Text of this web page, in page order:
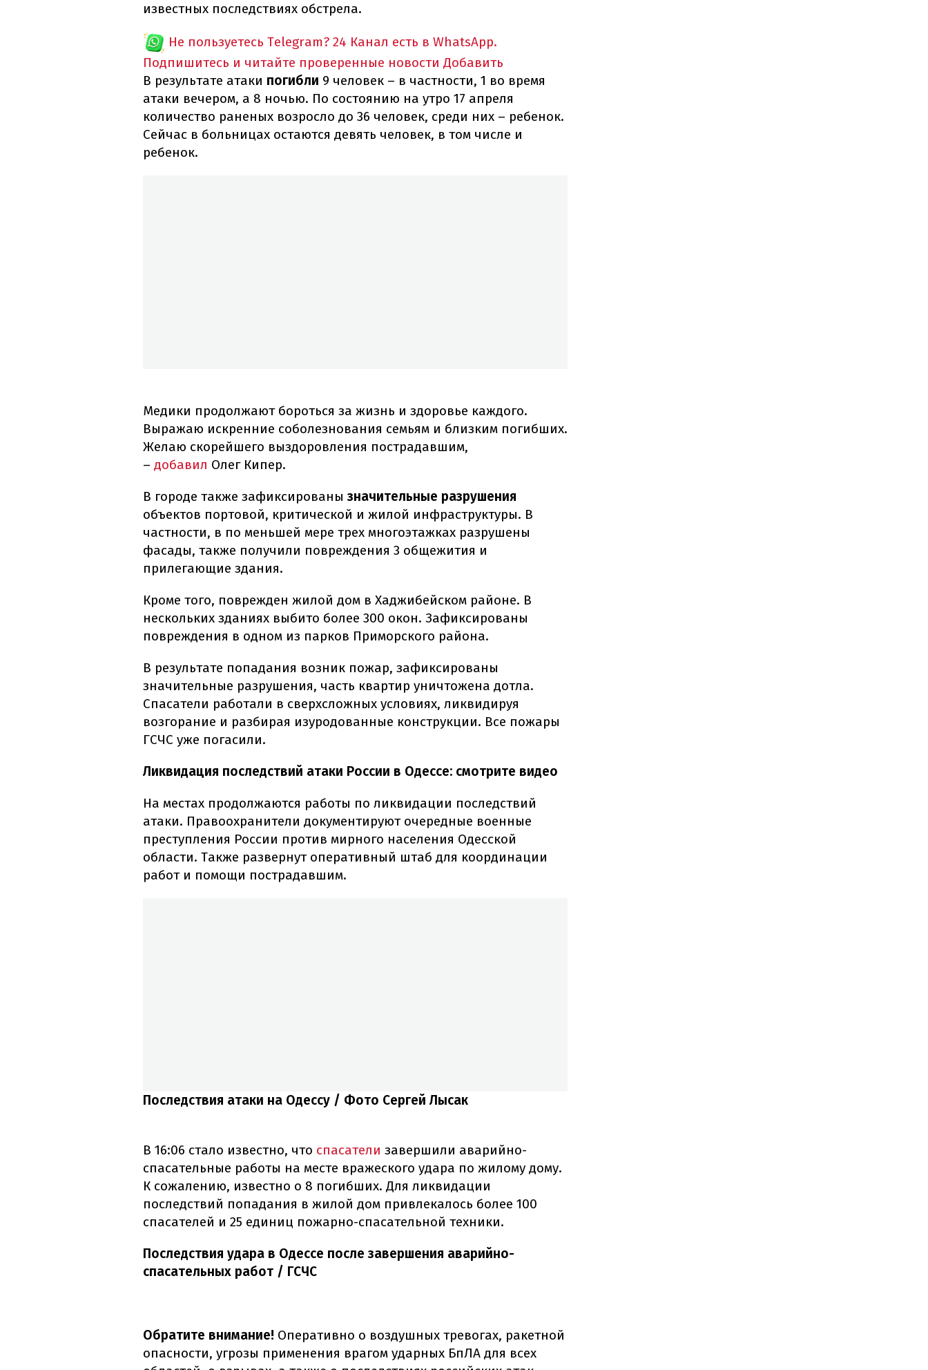
известных последствиях обстрела.
Не пользуетесь Telegram? 24 Канал есть в WhatsApp.
Подпишитесь и читайте проверенные новости Добавить
В результате атаки погибли 9 человек – в частности, 1 во время
атаки вечером, а 8 ночью. По состоянию на утро 17 апреля
количество раненых возросло до 36 человек, среди них – ребенок.
Сейчас в больницах остаются девять человек, в том числе и
ребенок.
Медики продолжают бороться за жизнь и здоровье каждого.
Выражаю искренние соболезнования семьям и близким погибших.
Желаю скорейшего выздоровления пострадавшим,
– добавил Олег Кипер.
В городе также зафиксированызначительные разрушения
объектов портовой, критической и жилой инфраструктуры. В
частности, в по меньшей мере трех многоэтажках разрушены
фасады, также получили повреждения 3 общежития и
прилегающие здания.
Кроме того, поврежден жилой дом в Хаджибейском районе. В
нескольких зданиях выбито более 300 окон. Зафиксированы
повреждения в одном из парков Приморского района.
В результате попадания возник пожар, зафиксированы
значительные разрушения, часть квартир уничтожена дотла.
Спасатели работали в сверхсложных условиях, ликвидируя
возгорание и разбирая изуродованные конструкции. Все пожары
ГСЧС уже погасили.
Ликвидация последствий атаки России в Одессе: смотрите видео
На местах продолжаются работы по ликвидации последствий
атаки. Правоохранители документируют очередные военные
преступления России против мирного населения Одесской
области. Также развернут оперативный штаб для координации
работ и помощи пострадавшим.
Последствия атаки на Одессу / Фото Сергей Лысак
В 16:06 стало известно, что спасатели завершили аварийно-
спасательные работы на месте вражеского удара по жилому дому.
К сожалению, известно о 8 погибших. Для ликвидации
последствий попадания в жилой дом привлекалось более 100
спасателей и 25 единиц пожарно-спасательной техники.
Последствия удара в Одессе после завершения аварийно-
спасательных работ / ГСЧС
Обратите внимание! Оперативно о воздушных тревогах, ракетной
опасности, угрозы применения врагом ударных БпЛА для всех